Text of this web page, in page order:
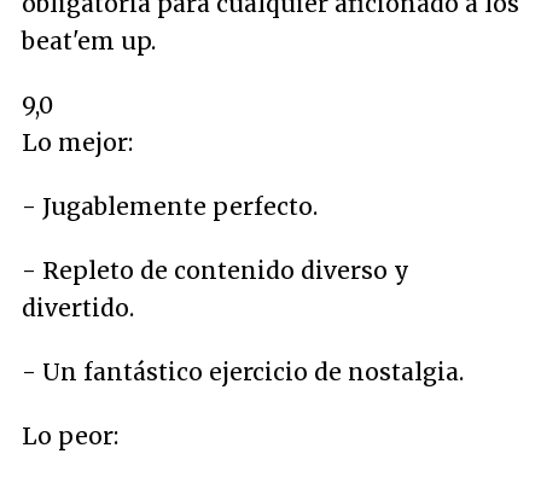
beat'em up.
9,0
Lo mejor:
- Jugablemente perfecto.
- Repleto de contenido diverso y
divertido.
- Un fantástico ejercicio de nostalgia.
Lo peor: